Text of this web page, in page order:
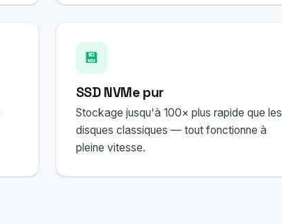
💾
SSD NVMe pur
Stockage jusqu'à 100× plus rapide que les
disques classiques — tout fonctionne à
pleine vitesse.